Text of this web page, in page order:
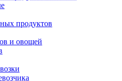
продуктов
и овощей